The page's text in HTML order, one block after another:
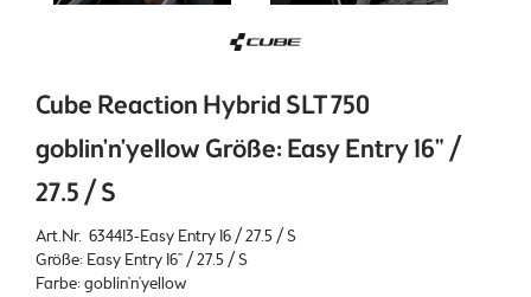
Cube Reaction Hybrid SLT 750
goblin'n'yellow Größe: Easy Entry 16" /
27.5 / S
Art.Nr. 634413-Easy Entry 16 / 27.5 / S
Größe: Easy Entry 16" / 27.5 / S
Farbe: goblin'n'yellow